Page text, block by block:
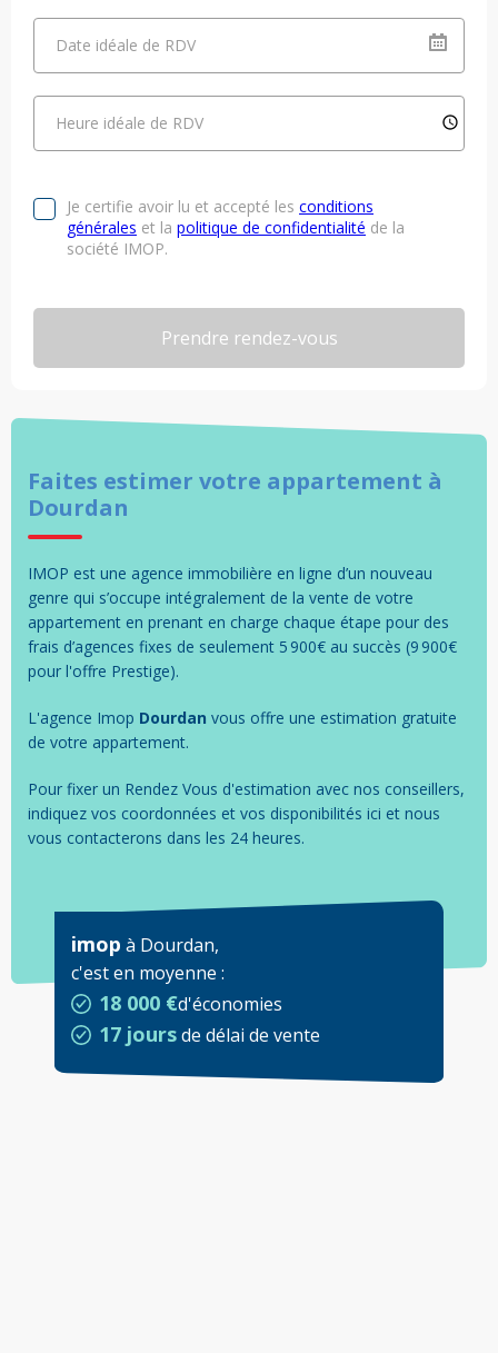
Faites estimer votre appartement à
Dourdan
IMOP est une agence immobilière en ligne d’un nouveau
genre qui s’occupe intégralement de la vente de votre
appartement en prenant en charge chaque étape pour des
frais d’agences fixes de seulement 5 900€ au succès (9 900€
pour l'offre Prestige).
L'agence Imop Dourdan vous offre une estimation gratuite
de votre appartement.
Pour fixer un Rendez Vous d'estimation avec nos conseillers,
indiquez vos coordonnées et vos disponibilités ici et nous
vous contacterons dans les 24 heures.
imop à Dourdan,
c'est en moyenne :
18 000 €d'économies
17 joursde délai de vente
Date idéale de RDV
Heure idéale de RDV
Je certifie avoir lu et accepté les conditions
générales et la politique de confidentialité de la
société IMOP.